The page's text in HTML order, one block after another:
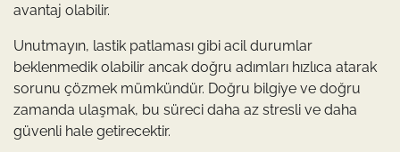
avantaj olabilir.
Unutmayın, lastik patlaması gibi acil durumlar
beklenmedik olabilir ancak doğru adımları hızlıca atarak
sorunu çözmek mümkündür. Doğru bilgiye ve doğru
zamanda ulaşmak, bu süreci daha az stresli ve daha
güvenli hale getirecektir.